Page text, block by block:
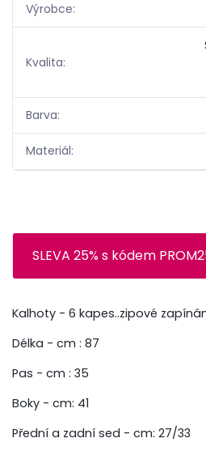
Výrobce:
Kvalita:
Barva:
Materiál:
SLEVA 25% s kódem
Kalhoty - 6 kapes..zipové
Délka - cm : 87
Pas - cm : 35
Boky - cm: 41
Přední a zadní sed - cm: 27/33